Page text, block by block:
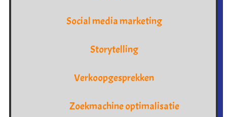
Social media marketing
Storytelling
Verkoopgesprekken
Zoekmachine optimalisatie